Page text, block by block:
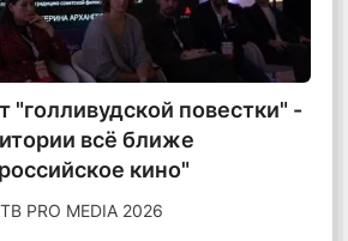
"голливудской повестки" -
всё ближе
кино"
PRO MEDIA 2026